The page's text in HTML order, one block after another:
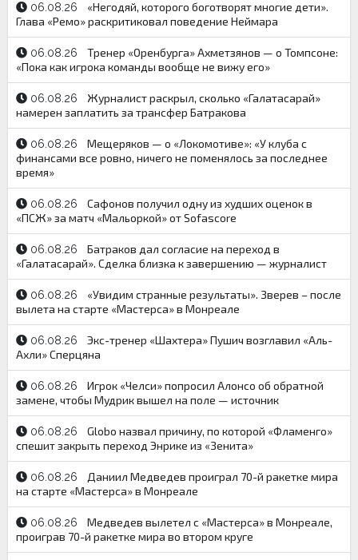
06.08.26
«Негодяй, которого боготворят многие дети».
Глава «Ремо» раскритиковал поведение Неймара
06.08.26
Тренер «Оренбурга» Ахметзянов — о Томпсоне:
«Пока как игрока команды вообще не вижу его»
06.08.26
Журналист раскрыл, сколько «Галатасарай»
намерен заплатить за трансфер Батракова
06.08.26
Мещеряков — о «Локомотиве»: «У клуба с
финансами все ровно, ничего не поменялось за последнее
время»
06.08.26
Сафонов получил одну из худших оценок в
«ПСЖ» за матч «Мальоркой» от Sofascore
06.08.26
Батраков дал согласие на переход в
«Галатасарай». Сделка близка к завершению — журналист
06.08.26
«Увидим странные результаты». Зверев – после
вылета на старте «Мастерса» в Монреале
06.08.26
Экс-тренер «Шахтера» Пушич возглавил «Аль-
Ахли» Сперцяна
06.08.26
Игрок «Челси» попросил Алонсо об обратной
замене, чтобы Мудрик вышел на поле — источник
06.08.26
Globo назвал причину, по которой «Фламенго»
спешит закрыть переход Энрике из «Зенита»
06.08.26
Даниил Медведев проиграл 70-й ракетке мира
на старте «Мастерса» в Монреале
06.08.26
Медведев вылетел с «Мастерса» в Монреале,
проиграв 70-й ракетке мира во втором круге